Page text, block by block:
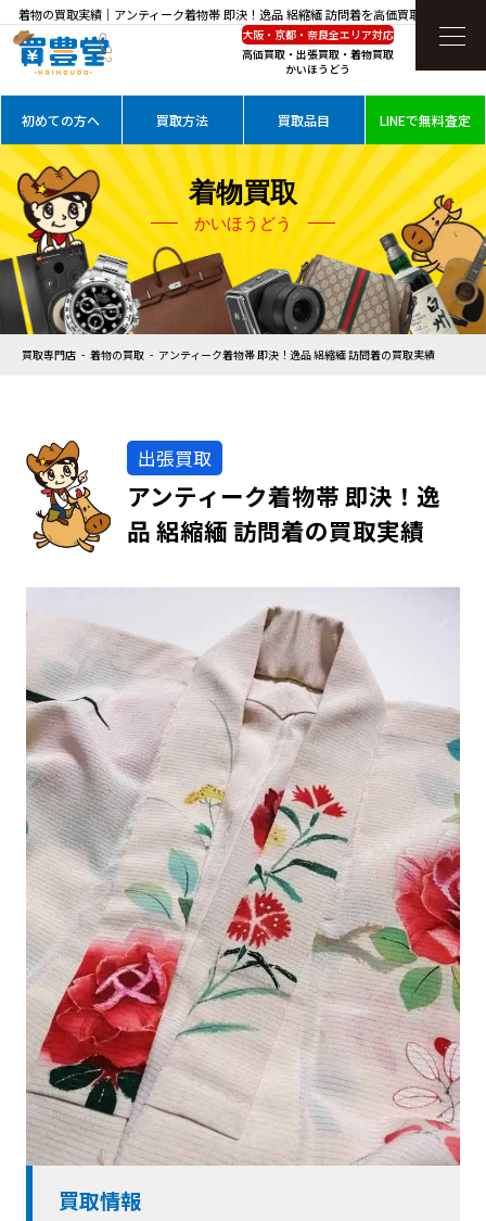
着物の買取実績｜アンティーク着物帯 即決！逸品 絽縮緬 訪問着を高価買取
大阪・京都・奈良全エリア対応
高価買取・出張買取・着物買取
かいほうどう
初めての方へ 買取方法 買取品目 LINEで無料査定
着物買取
かいほうどう
買取専門店 着物の買取 アンティーク着物帯 即決！逸品 絽縮緬 訪問着の買取実績
出張買取
アンティーク着物帯 即決！逸
品 絽縮緬 訪問着の買取実績
買取情報